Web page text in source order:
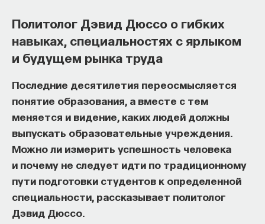
Политолог Дэвид Дюссо о гибких
навыках, специальностях с ярлыком
и будущем рынка труда
Последние десятилетия переосмысляется
понятие образования, а вместе с тем
меняется и видение, каких людей должны
выпускать образовательные учреждения.
Можно ли измерить успешность человека
и почему не следует идти по традиционному
пути подготовки студентов к определенной
специальности, рассказывает политолог
Дэвид Дюссо.
Историк Ольга Тогоева в новой
программе «Перспективы»
рассказывает о медиевистике,
истории права и идеальном
преступнике